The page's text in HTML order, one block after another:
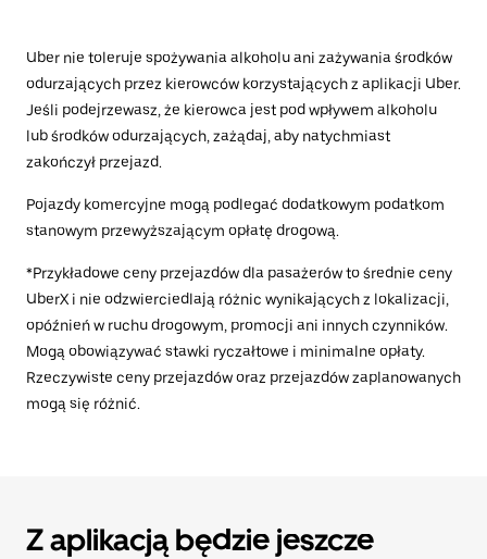
Uber nie toleruje spożywania alkoholu ani zażywania środków
odurzających przez kierowców korzystających z aplikacji Uber.
Jeśli podejrzewasz, że kierowca jest pod wpływem alkoholu
lub środków odurzających, zażądaj, aby natychmiast
zakończył przejazd.
Pojazdy komercyjne mogą podlegać dodatkowym podatkom
stanowym przewyższającym opłatę drogową.
*Przykładowe ceny przejazdów dla pasażerów to średnie ceny
UberX i nie odzwierciedlają różnic wynikających z lokalizacji,
opóźnień w ruchu drogowym, promocji ani innych czynników.
Mogą obowiązywać stawki ryczałtowe i minimalne opłaty.
Rzeczywiste ceny przejazdów oraz przejazdów zaplanowanych
mogą się różnić.
Z aplikacją będzie jeszcze